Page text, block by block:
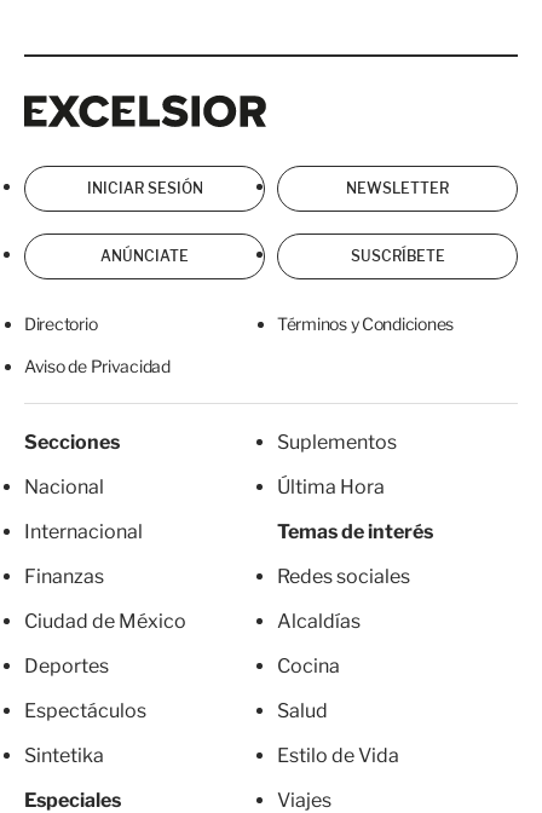
INICIAR SESIÓN NEWSLETTER
ANÚNCIATE SUSCRÍBETE
Directorio Términos y Condiciones
Aviso de Privacidad
Secciones
Nacional
Internacional
Finanzas
Ciudad de México
Deportes
Espectáculos
Sintetika
Especiales
Suplementos
Última Hora
Temas de interés
Redes sociales
Alcaldías
Cocina
Salud
Estilo de Vida
Viajes